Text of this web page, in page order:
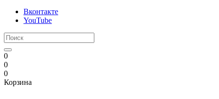
Вконтакте
YouTube
0
0
0
Корзина